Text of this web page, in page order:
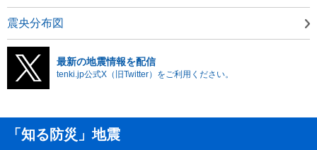
震央分布図
最新の地震情報を配信
tenki.jp公式X（旧Twitter）をご利用ください。
「知る防災」地震